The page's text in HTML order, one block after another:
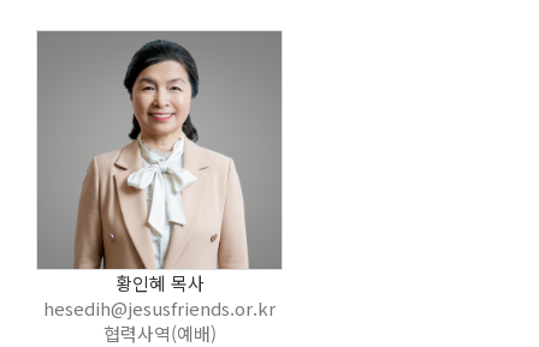
황인혜 목사
hesedih@jesusfriends.or.kr
협력사역(예배)